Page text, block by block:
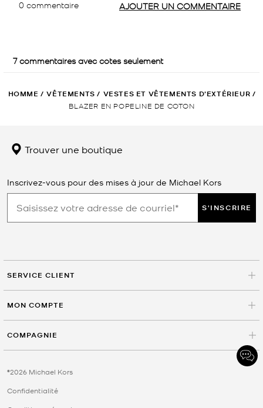
HOMME / VÊTEMENTS / VESTES ET VÊTEMENTS D’EXTÉRIEUR /
BLAZER EN POPELINE DE COTON
Trouver une boutique
Inscrivez-vous pour des mises à jour de Michael Kors
S'INSCRIRE
SERVICE CLIENT
MON COMPTE
COMPAGNIE
©2026 Michael Kors
Confidentialité